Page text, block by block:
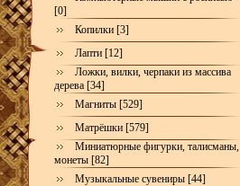
[0]
Копилки [3]
Лапти [12]
Ложки, вилки, черпаки из массива
дерева [34]
Магниты [529]
Матрёшки [579]
Миниатюрные фигурки, талисманы,
монеты [82]
Музыкальные сувениры [44]